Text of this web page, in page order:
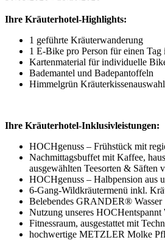
Ihre Kräuterhotel-Highlights:
1 geführte Kräuterwanderung
1 E-Bike pro Person für einen
Kartenmaterial für individuelle
Bademantel und Badepantoffeln
Himmelgrün
Ihre Kräuterhotel-Inklusivleistungen:
HOCHgenuss – Frühstück mit
Nachmittagsbuffet mit Kaffee,
ausgewählten Teesorten & Säften
HOCHgenuss – Halbpension aus
6-Gang-Wildkräutermenü inkl.
Belebendes GRANDER® Wasser
Nutzung unseres
Fitnessraum, ausgestattet mit
hochwertige METZLER Molke